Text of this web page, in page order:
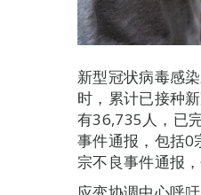
新型冠状病毒感
时，累计已接种
有36,735人，已
事件通报，包括0
宗不良事件通报